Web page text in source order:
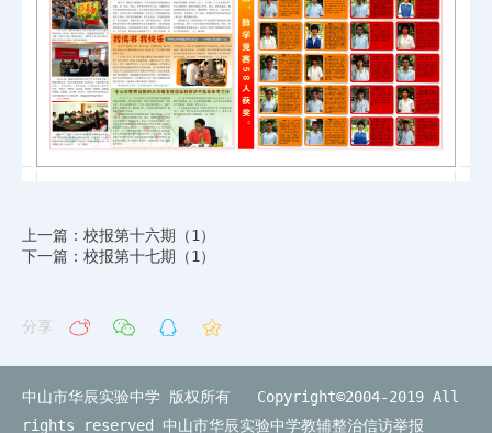
上一篇：校报第十六期（1）
下一篇：校报第十七期（1）
分享
中山市华辰实验中学 版权所有 Copyright©2004-2019 All
rights reserved 中山市华辰实验中学教辅整治信访举报